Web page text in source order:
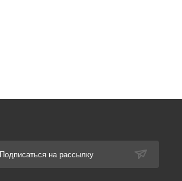
Подписаться на рассылку